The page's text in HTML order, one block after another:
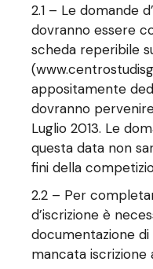
2.1 – Le domande
dovranno essere
scheda reperibile
appositamente
dovranno
Luglio 2013. Le
questa data non
fini della
2.2 – Per
d’iscrizione è
documentazione
mancata iscrizione